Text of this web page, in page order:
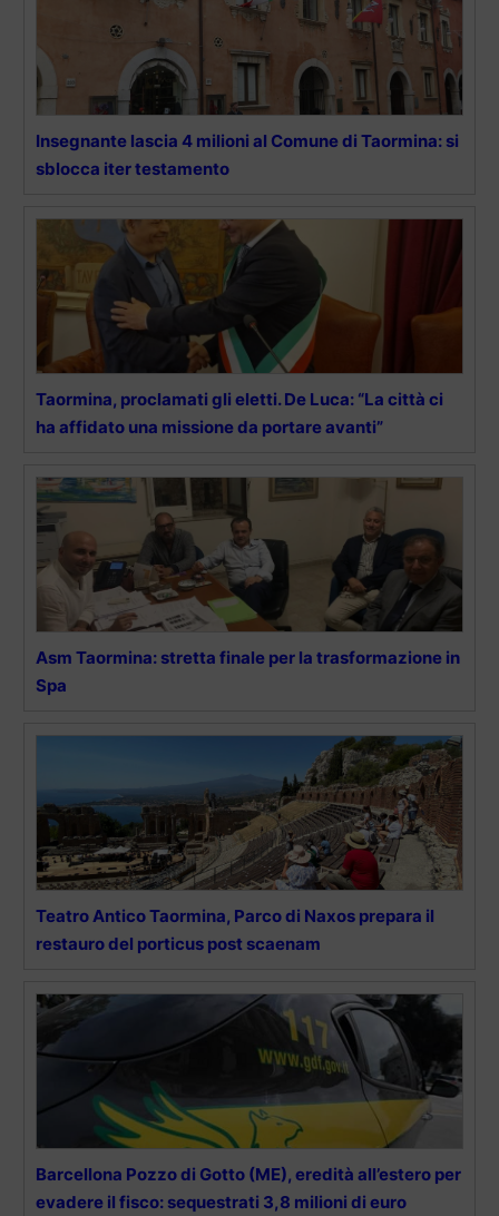
Insegnante lascia 4 milioni al Comune di Taormina: si
sblocca iter testamento
Taormina, proclamati gli eletti. De Luca: “La città ci
ha affidato una missione da portare avanti”
Asm Taormina: stretta finale per la trasformazione in
Spa
Teatro Antico Taormina, Parco di Naxos prepara il
restauro del porticus post scaenam
Barcellona Pozzo di Gotto (ME), eredità all’estero per
evadere il fisco: sequestrati 3,8 milioni di euro